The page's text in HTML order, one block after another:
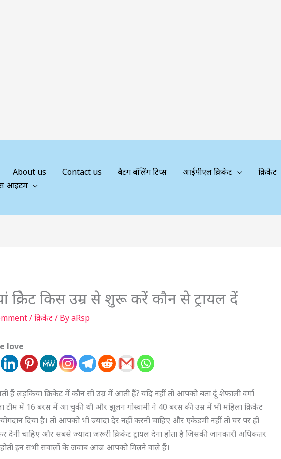
About us Contact us बैटिंग बॉलिंग टिप्स आईपीएल क्रिकेट क्रिकेट
आइटम
क्रिकेट किस उम्र से शुरू करें कौन से ट्रायल दें
/क्रिकेट/ ByaRsp
love
हैं लड़कियां क्रिकेट में कौन सी उम्र में आती हैं? यदि नहीं तो आपको बता दूं शेफाली वर्मा
टीम में 16 बरस में आ चुकी थी और झूलन गोस्वामी ने 40 बरस की उम्र में भी महिला क्रिकेट
दिया है। तो आपको भी ज्यादा देर नहीं करनी चाहिए और एकेडमी नहीं तो घर पर ही
देनी चाहिए और सबसे ज्यादा जरूरी क्रिकेट ट्रायल देना होता है जिसकी जानकारी अधिकतर
होती इन सभी सवालों के जवाब आज आपको मिलने वाले हैं।